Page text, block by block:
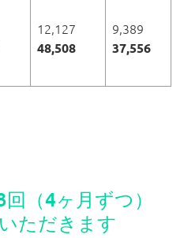
級（IS）
者用
12,127
48,508
9,389
37,556
（4ヶ月ずつ）
ただきます